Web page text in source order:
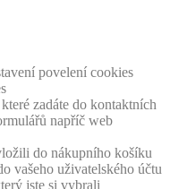
povelení cookies
zadáte do kontaktních
napříč web
do nákupního košíku
vašeho uživatelského účtu
jste si vybrali